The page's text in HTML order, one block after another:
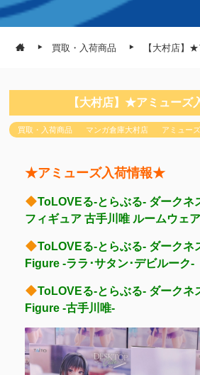
買取・入荷商品 【大村店】
【大村店】★アミューズ
買取・入荷商品 マンガ倉庫大村店 アミューズ
★アミューズ入荷情報★
ToLOVEる-とらぶる- ダーク
フィギュア 古手川唯 ルームウェ
ToLOVEる-とらぶる- ダークネ
Figure -ララ･サタン･デビルーク-
ToLOVEる-とらぶる- ダークネ
Figure -古手川唯-